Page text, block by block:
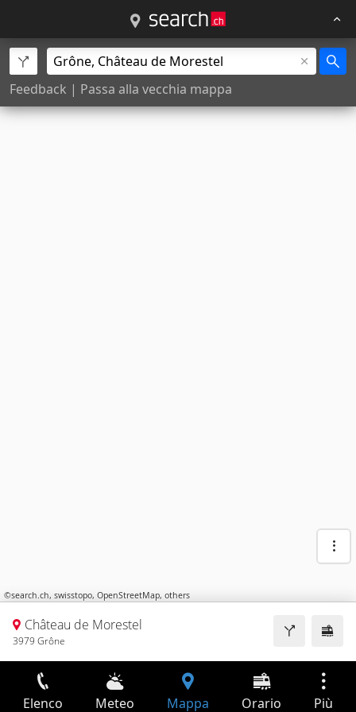
Feedback | Passa alla vecchia mappa
©search.ch, swisstopo, OpenStreetMap, others
Château de Morestel
3979 Grône
Elenco Meteo Mappa Orario Più